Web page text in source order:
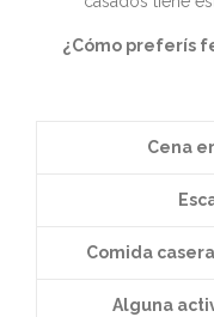
¿Cómo preferís
Cena
Comida
Alguna